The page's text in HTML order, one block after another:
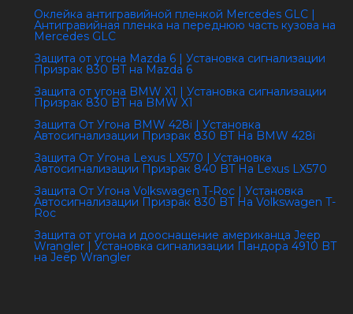
Оклейка антигравийной пленкой Mercedes GLC |
Антигравийная пленка на переднюю часть кузова на
Mercedes GLC
Защита от угона Mazda 6 | Установка сигнализации
Призрак 830 BT на Mazda 6
Защита от угона BMW X1 | Установка сигнализации
Призрак 830 BT на BMW X1
Защита От Угона BMW 428i | Установка
Автосигнализации Призрак 830 BT На BMW 428i
Защита От Угона Lexus LX570 | Установка
Автосигнализации Призрак 840 BT На Lexus LX570
Защита От Угона Volkswagen T-Roc | Установка
Автосигнализации Призрак 830 BT На Volkswagen T-
Roc
Защита от угона и дооснащение американца Jeep
Wrangler | Установка сигнализации Пандора 4910 BT
на Jeep Wrangler